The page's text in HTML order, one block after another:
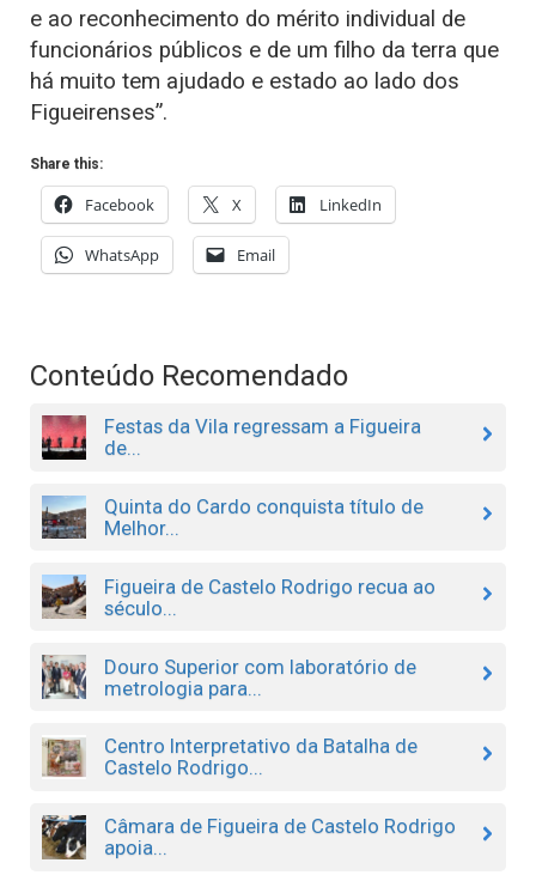
e ao reconhecimento do mérito individual de
funcionários públicos e de um filho da terra que
há muito tem ajudado e estado ao lado dos
Figueirenses”.
Share this:
Facebook X LinkedIn
WhatsApp Email
Conteúdo Recomendado
Festas da Vila regressam a Figueira
de...
Quinta do Cardo conquista título de
Melhor...
Figueira de Castelo Rodrigo recua ao
século...
Douro Superior com laboratório de
metrologia para...
Centro Interpretativo da Batalha de
Castelo Rodrigo...
Câmara de Figueira de Castelo Rodrigo
apoia...